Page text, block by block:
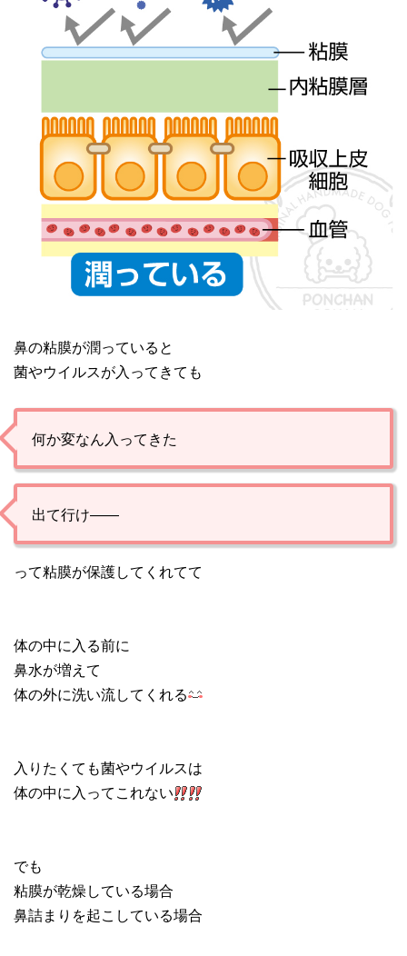
鼻の粘膜が潤っていると
菌やウイルスが入ってきても
何か変なん入ってきた
出て行け――
って粘膜が保護してくれてて
体の中に入る前に
鼻水が増えて
体の外に洗い流してくれる
入りたくても菌やウイルスは
体の中に入ってこれない
でも
粘膜が乾燥している場合
鼻詰まりを起こしている場合